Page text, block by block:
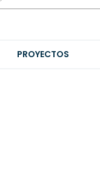
PROYECTOS